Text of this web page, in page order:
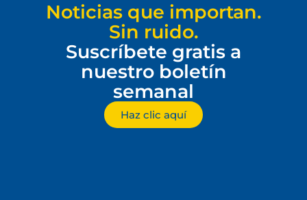
Noticias que importan.
Sin ruido.
Suscríbete gratis a
nuestro boletín
semanal
Haz clic aquí